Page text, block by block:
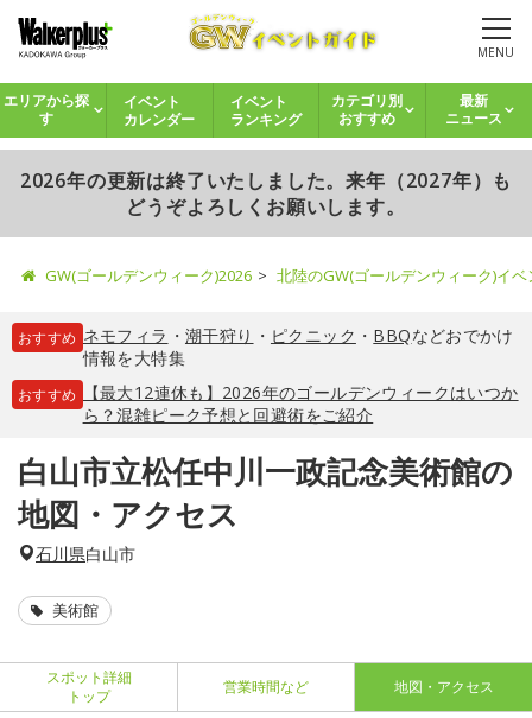
MENU
エリアから探
す
イベント
カレンダー
イベント
ランキング
カテゴリ別
おすすめ
最新
ニュース
2026年の更新は終了いたしました。来年（2027年）も
どうぞよろしくお願いします。
GW(ゴールデンウィーク)2026 北陸のGW(ゴールデンウィーク)イ
おすすめ ネモフィラ ・ 潮干狩り ・ ピクニック ・ BBQなどおでかけ
情報を大特集
おすすめ
【最大12連休も】2026年のゴールデンウィークはいつか
ら？混雑ピーク予想と回避術をご紹介
白山市立松任中川一政記念美術館の
地図・アクセス
石川県白山市
美術館
スポット詳細
トップ
営業時間など 地図・アクセス